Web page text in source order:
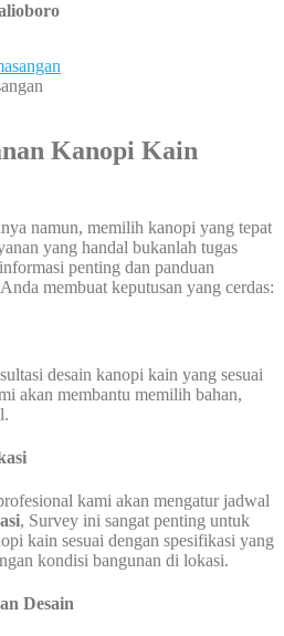
Kanopi Kain
namun, memilih kanopi yang tepat
yang handal bukanlah tugas
penting dan panduan
membuat keputusan yang cerdas:
desain kanopi kain yang sesuai
akan membantu memilih bahan,
kami akan mengatur jadwal
, Survey ini sangat penting untuk
kain sesuai dengan spesifikasi yang
kondisi bangunan di lokasi.
Desain